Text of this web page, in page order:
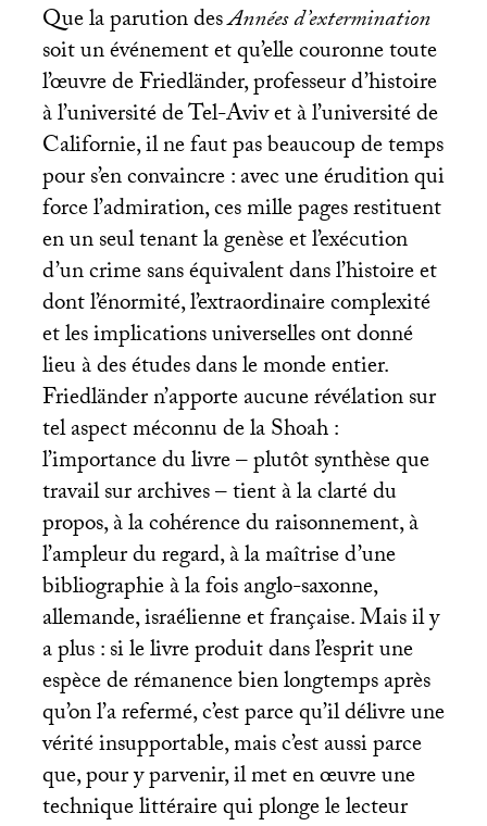
Que la parution desAnnées d’extermination
soit un événement et qu’elle couronne toute
l’œuvre de Friedländer, professeur d’histoire
à l’université de Tel-Aviv et à l’université de
Californie, il ne faut pas beaucoup de temps
pour s’en convaincre : avec une érudition qui
force l’admiration, ces mille pages restituent
en un seul tenant la genèse et l’exécution
d’un crime sans équivalent dans l’histoire et
dont l’énormité, l’extraordinaire complexité
et les implications universelles ont donné
lieu à des études dans le monde entier.
Friedländer n’apporte aucune révélation sur
tel aspect méconnu de la Shoah :
l’importance du livre – plutôt synthèse que
travail sur archives – tient à la clarté du
propos, à la cohérence du raisonnement, à
l’ampleur du regard, à la maîtrise d’une
bibliographie à la fois anglo-saxonne,
allemande, israélienne et française. Mais il y
a plus : si le livre produit dans l’esprit une
espèce de rémanence bien longtemps après
qu’on l’a refermé, c’est parce qu’il délivre une
vérité insupportable, mais c’est aussi parce
que, pour y parvenir, il met en œuvre une
technique littéraire qui plonge le lecteur